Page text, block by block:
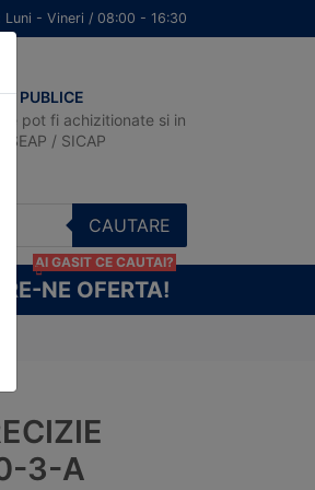
Luni - Vineri / 08:00 - 16:30
PUBLICE
pot fi achizitionate si in
SEAP / SICAP
CAUTARE
NE OFERTA!
AI GASIT CE CAUTAI?
3-A